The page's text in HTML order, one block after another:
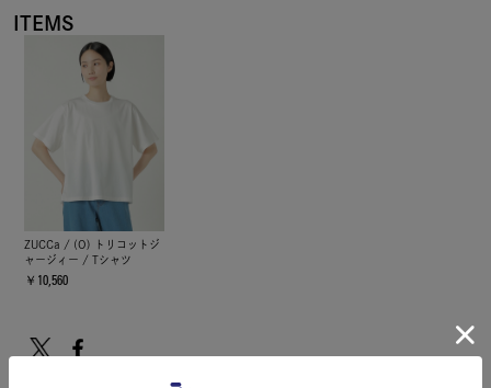
ITEMS
ZUCCa / (O) トリコットジ
ャージィー / Tシャツ
￥10,560